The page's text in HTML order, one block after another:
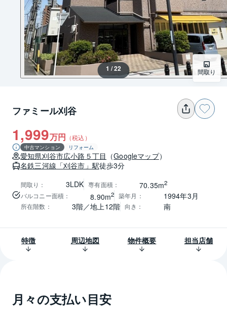
1 / 22 間取り
ファミール刈谷
1,999万円 （税込）
中古マンション リフォーム
愛知県刈谷市広小路５丁目 （Googleマップ）
名鉄三河線 「刈谷市」駅徒歩3分
間取り ： 3LDK 専有面積： 70.35m2
バルコニー面積 ： 8.90m2 築年月 ： 1994年3月
所在階数 ： 3階／地上12階 向き ： 南
特徴 周辺地図 物件概要 担当店舗
月々の支払い目安